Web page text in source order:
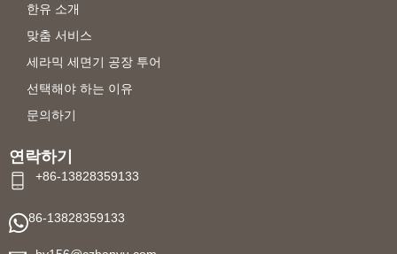
한유 소개
맞춤 서비스
세라믹 세면기 공장 투어
선택해야 하는 이유
문의하기
연락하기
+86-13828359133
86-13828359133